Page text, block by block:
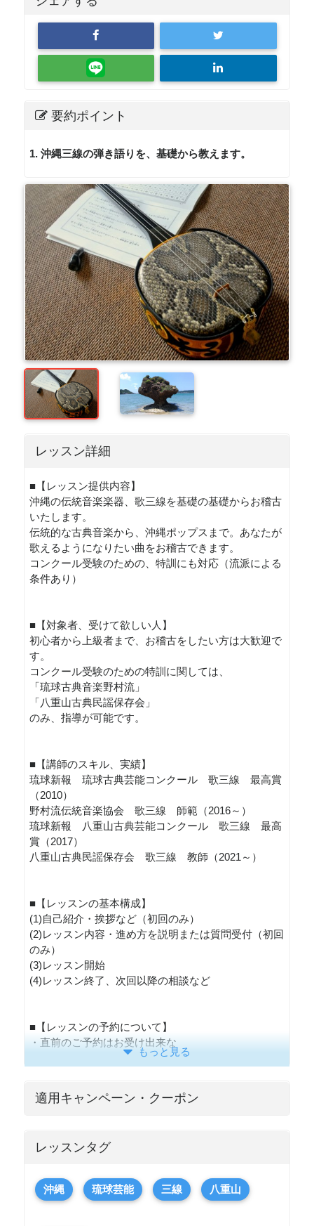
要約ポイント
1. 沖縄三線の弾き語りを、基礎から教えます。
レッスン詳細
■【レッスン提供内容】
沖縄の伝統音楽楽器、歌三線を基礎の基礎からお稽古
いたします。
伝統的な古典音楽から、沖縄ポップスまで。あなたが
歌えるようになりたい曲をお稽古できます。
コンクール受験のための、特訓にも対応（流派による
条件あり）
■【対象者、受けて欲しい人】
初心者から上級者まで、お稽古をしたい方は大歓迎で
す。
コンクール受験のための特訓に関しては、
「琉球古典音楽野村流」
「八重山古典民謡保存会」
のみ、指導が可能です。
■【講師のスキル、実績】
琉球新報 琉球古典芸能コンクール 歌三線 最高賞
（2010）
野村流伝統音楽協会 歌三線 師範（2016～）
琉球新報 八重山古典芸能コンクール 歌三線 最高
賞（2017）
八重山古典民謡保存会 歌三線 教師（2021～）
■【レッスンの基本構成】
(1)自己紹介・挨拶など（初回のみ）
(2)レッスン内容・進め方を説明または質問受付（初回
のみ）
(3)レッスン開始
(4)レッスン終了、次回以降の相談など
■【レッスンの予約について】
・直前のご予約はお受け出来な
もっと見る
適用キャンペーン・クーポン
レッスンタグ
沖縄 琉球芸能 三線 八重山